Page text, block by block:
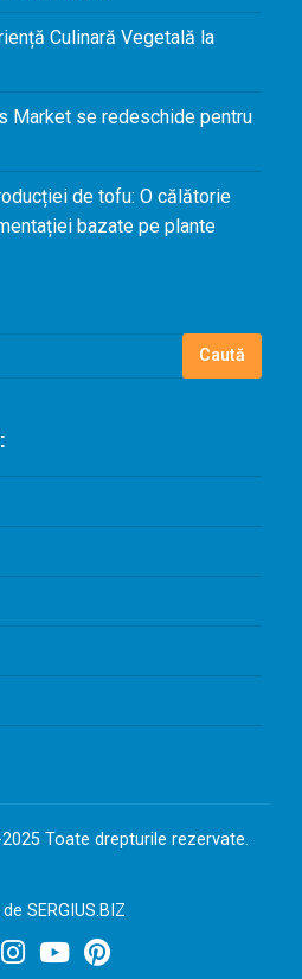
Culinară Vegetală la
Market se redeschide pentru
de tofu: O călătorie
bazate pe plante
Toate drepturile rezervate.
de SERGIUS.BIZ